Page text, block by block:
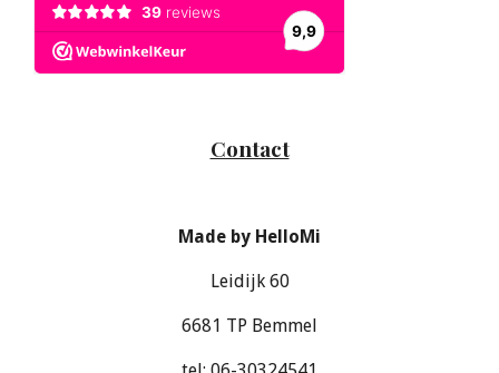
Contact
Made by HelloMi
Leidijk 60
6681 TP Bemmel